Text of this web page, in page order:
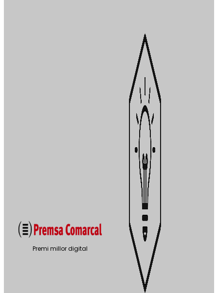
Premi millor digital